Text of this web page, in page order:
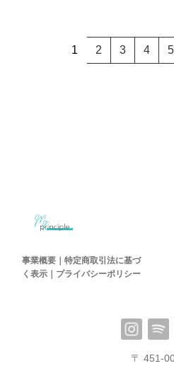
1 2 3 4 5
事業概要｜特定商取引法に基づ
く表示｜プライバシーポリシー
〒 451-